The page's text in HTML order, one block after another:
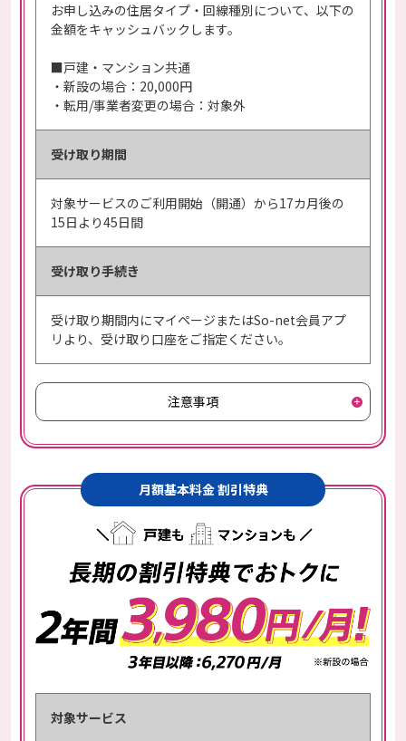
お申し込みの住居タイプ・回線種別について、以下の
金額をキャッシュバックします。
■戸建・マンション共通
・新設の場合：20,000円
・転用/事業者変更の場合：対象外
受け取り期間
対象サービスのご利用開始（開通）から17カ月後の
15日より45日間
受け取り手続き
受け取り期間内にマイページまたはSo-net会員アプ
リより、受け取り口座をご指定ください。
注意事項
月額基本料金 割引特典
対象サービス